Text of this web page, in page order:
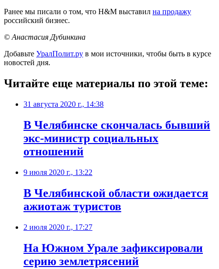
Ранее мы писали о том, что H&M выставил на продажу
российский бизнес.
© Анастасия Дубинкина
Добавьте УралПолит.ру в мои источники, чтобы быть в курсе
новостей дня.
Читайте еще материалы по этой теме:
31 августа 2020 г., 14:38
​В Челябинске скончалась бывший
экс-министр социальных
отношений
9 июля 2020 г., 13:22
​В Челябинской области ожидается
ажиотаж туристов
2 июля 2020 г., 17:27
На Южном Урале зафиксировали
серию землетрясений